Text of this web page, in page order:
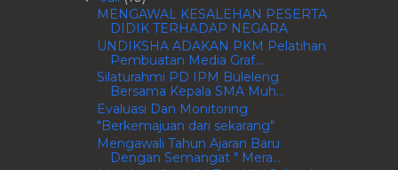
MENGAWAL KESALEHAN PESERTA
DIDIK TERHADAP NEGARA
UNDIKSHA ADAKAN PKM Pelatihan
Pembuatan Media Graf...
Silaturahmi PD IPM Buleleng
Bersama Kepala SMA Muh...
Evaluasi Dan Monitoring
"Berkemajuan dari sekarang"
Mengawali Tahun Ajaran Baru
Dengan Semangat " Mera...